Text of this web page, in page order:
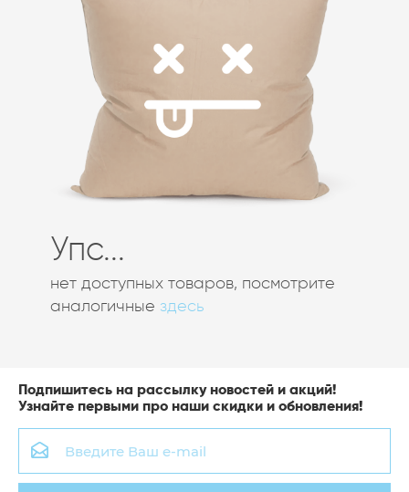
Упс...
нет доступных товаров, посмотрите
аналогичные здесь
Подпишитесь на рассылку новостей и акций!
Узнайте первыми про наши скидки и обновления!